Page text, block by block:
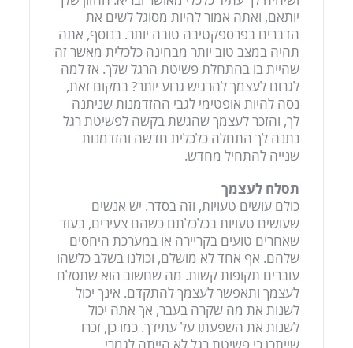
יותאם, ואתה אמור להיות מסוגל לשים את
הדברים בפרספקטיבה טובה יותר. בנוסף, אתה
תהיה במצב טוב יותר מבחינה כלכלית מאשר זה
שהיית בו בהתחלת פשיטת הרגל שלך. אז למה
לגרום לעצמך להרגיש גרוע יותר? במקום זאת,
נסה להיות אופטימי לגבי ההזדמנות שניתנה
לך, והזכר לעצמך שהגשת בקשה לפשיטת רגל
נתנה לך התחלה כלכלית חדשה והזדמנות
שנייה להתחיל מחדש.
תסלח לעצמך
כולם עושים טעויות, וזה בסדר. יש אנשים
שעושים טעויות בכלכלתם כשהם צעירים, בעוד
שאחרים טועים בקריירה או במערכת היחסים
שלהם. אף אחד לא מושלם, וכולנו בשלב כלשהו
עוברים תקופות קשות. מה שחשוב הוא שתסלח
לעצמך ותאפשר לעצמך להתקדם. אינך יכול
לשנות את מה שקרה בעבר, אך אתה יכול
לשנות את השפעתו על עתידך. כמו כן, זכרו